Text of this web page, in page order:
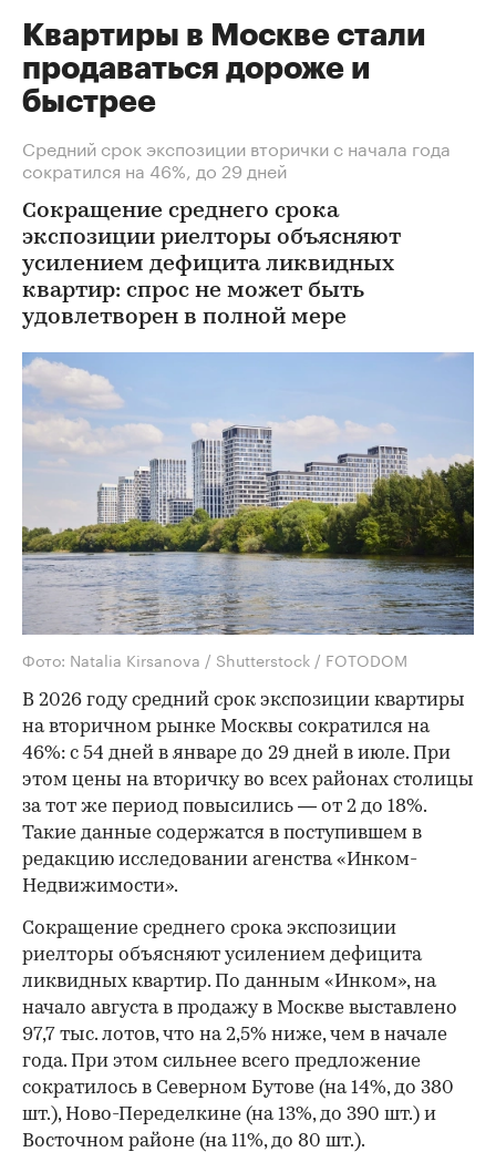
Квартиры в Москве стали
продаваться дороже и
быстрее
Средний срок экспозиции вторички с начала года
сократился на 46%, до 29 дней
Сокращение среднего срока
экспозиции риелторы объясняют
усилением дефицита ликвидных
квартир: спрос не может быть
удовлетворен в полной мере
Фото: Natalia Kirsanova / Shutterstock / FOTODOM
В 2026 году средний срок экспозиции квартиры
на вторичном рынке Москвы сократился на
46%: с 54 дней в январе до 29 дней в июле. При
этом цены на вторичку во всех районах столицы
за тот же период повысились — от 2 до 18%.
Такие данные содержатся в поступившем в
редакцию исследовании агенства «Инком-
Недвижимости».
Сокращение среднего срока экспозиции
риелторы объясняют усилением дефицита
ликвидных квартир. По данным «Инком», на
начало августа в продажу в Москве выставлено
97,7 тыс. лотов, что на 2,5% ниже, чем в начале
года. При этом сильнее всего предложение
сократилось в Северном Бутове (на 14%, до 380
шт.), Ново-Переделкине (на 13%, до 390 шт.) и
Восточном районе (на 11%, до 80 шт.).